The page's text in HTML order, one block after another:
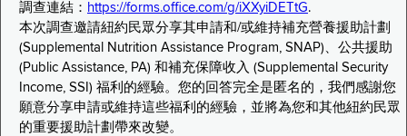
調查連結： https://forms.office.com/g/iXXyiDETtG.
本次調查邀請紐約民眾分享其申請和/或維持補充營養援助計劃
(Supplemental Nutrition Assistance Program, SNAP)、公共援助
(Public Assistance, PA) 和補充保障收入 (Supplemental Security
Income, SSI) 福利的經驗。您的回答完全是匿名的，我們感謝您
願意分享申請或維持這些福利的經驗，並將為您和其他紐約民眾
的重要援助計劃帶來改變。